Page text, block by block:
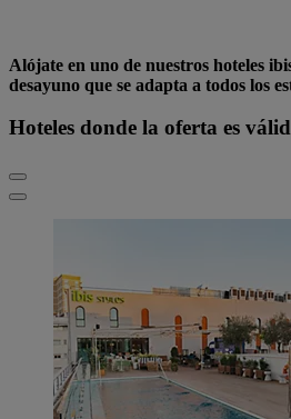
Alójate en uno de nuestros hoteles
desayuno que se adapta a todos los
Hoteles donde la oferta es